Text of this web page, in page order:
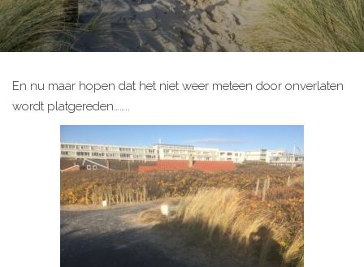
En nu maar hopen dat het niet weer meteen door onverlaten
wordt platgereden……..